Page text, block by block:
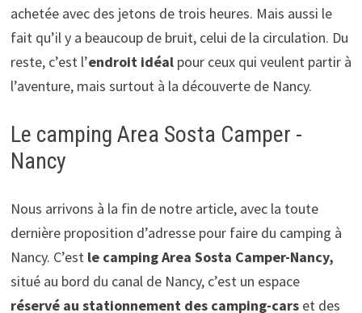
achetée avec des jetons de trois heures. Mais aussi le
fait qu’il y a beaucoup de bruit, celui de la circulation. Du
reste, c’est l’endroit idéal pour ceux qui veulent partir à
l’aventure, mais surtout à la découverte de Nancy.
Le camping Area Sosta Camper -
Nancy
Nous arrivons à la fin de notre article, avec la toute
dernière proposition d’adresse pour faire du camping à
Nancy. C’est le camping Area Sosta Camper-Nancy,
situé au bord du canal de Nancy, c’est un espace
réservé au stationnement des camping-carset des